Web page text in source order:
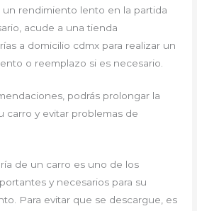
un rendimiento lento en la partida
acude a una tienda
a domicilio cdmx para realizar un
o reemplazo si es necesario.
podrás prolongar la
carro y evitar problemas de
de un carro es uno de los
y necesarios para su
Para evitar que se descargue, es